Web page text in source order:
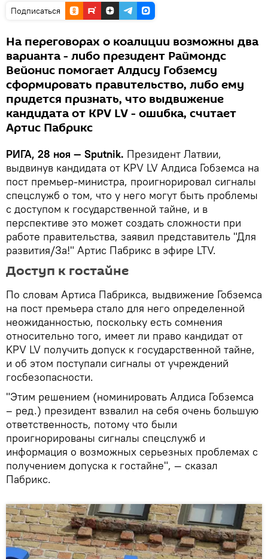
Подписаться
На переговорах о коалиции возможны два
варианта - либо президент Раймондс
Вейонис помогает Алдису Гобземсу
сформировать правительство, либо ему
придется признать, что выдвижение
кандидата от KPV LV - ошибка, считает
Артис Пабрикс
РИГА, 28 ноя — Sputnik. Президент Латвии,
выдвинув кандидата от KPV LV Алдиса Гобземса на
пост премьер-министра, проигнорировал сигналы
спецслужб о том, что у него могут быть проблемы
с доступом к государственной тайне, и в
перспективе это может создать сложности при
работе правительства, заявил представитель "Для
развития/За!" Артис Пабрикс в эфире LTV.
Доступ к гостайне
По словам Артиса Пабрикса, выдвижение Гобземса
на пост премьера стало для него определенной
неожиданностью, поскольку есть сомнения
относительно того, имеет ли право кандидат от
KPV LV получить допуск к государственной тайне,
и об этом поступали сигналы от учреждений
госбезопасности.
"Этим решением (номинировать Алдиса Гобземса
– ред.) президент взвалил на себя очень большую
ответственность, потому что были
проигнорированы сигналы спецслужб и
информация о возможных серьезных проблемах с
получением допуска к гостайне", — сказал
Пабрикс.